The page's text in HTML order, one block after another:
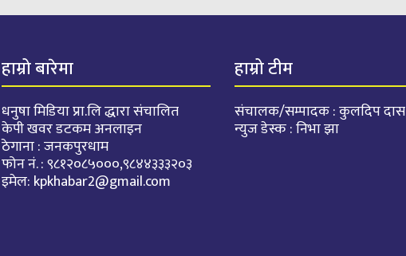
हाम्रो बारेमा
धनुषा मिडिया प्रा.लि द्धारा संचालित
केपी खवर डटकम अनलाइन
ठेगाना : जनकपुरधाम
फोन नं. : ९८१२०८५०००,९८४४३३३२०३
इमेल: kpkhabar2@gmail.com
हाम्रो टीम
संचालक/सम्पादक : कुलदिप दास
न्युज डेस्क : निभा झा